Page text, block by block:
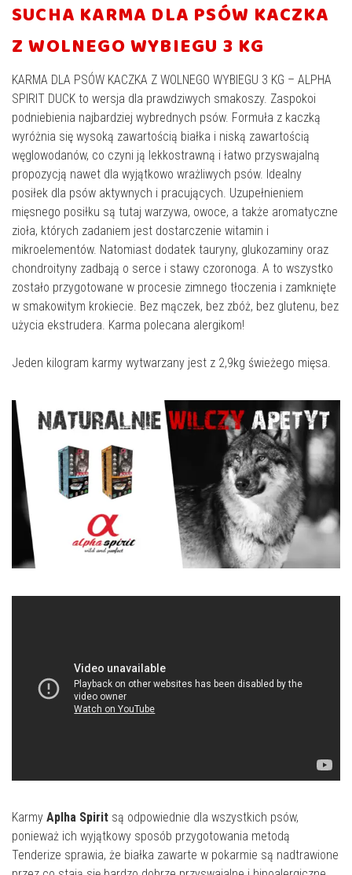
SUCHA KARMA DLA PSÓW KACZKA
Z WOLNEGO WYBIEGU 3 KG
KARMA DLA PSÓW KACZKA Z WOLNEGO WYBIEGU 3 KG – ALPHA
SPIRIT DUCK to wersja dla prawdziwych smakoszy. Zaspokoi
podniebienia najbardziej wybrednych psów. Formuła z kaczką
wyróżnia się wysoką zawartością białka i niską zawartością
węglowodanów, co czyni ją lekkostrawną i łatwo przyswajalną
propozycją nawet dla wyjątkowo wrażliwych psów. Idealny
posiłek dla psów aktywnych i pracujących. Uzupełnieniem
mięsnego posiłku są tutaj warzywa, owoce, a także aromatyczne
zioła, których zadaniem jest dostarczenie witamin i
mikroelementów. Natomiast dodatek tauryny, glukozaminy oraz
chondroityny zadbają o serce i stawy czoronoga. A to wszystko
zostało przygotowane w procesie zimnego tłoczenia i zamknięte
w smakowitym krokiecie. Bez mączek, bez zbóż, bez glutenu, bez
użycia ekstrudera. Karma polecana alergikom!
Jeden kilogram karmy wytwarzany jest z 2,9kg świeżego mięsa.
Karmy Aplha Spirit są odpowiednie dla wszystkich psów,
ponieważ ich wyjątkowy sposób przygotowania metodą
Tenderize sprawia, że białka zawarte w pokarmie są nadtrawione